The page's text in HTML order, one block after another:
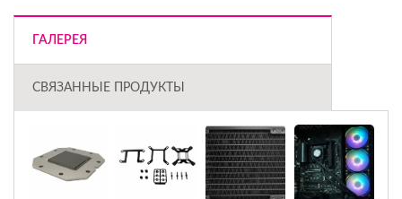
ГАЛЕРЕЯ
СВЯЗАННЫЕ ПРОДУКТЫ